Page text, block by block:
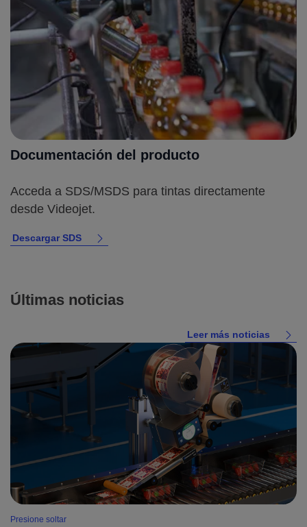
Documentación del producto
Acceda a SDS/MSDS para tintas directamente
desde Videojet.
Descargar SDS
Últimas noticias
Leer más noticias
Presione soltar